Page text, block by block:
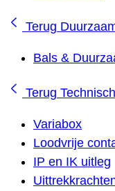
Terug
Bals &
Terug
Variabox
Loodvrije
IP en IK uitleg